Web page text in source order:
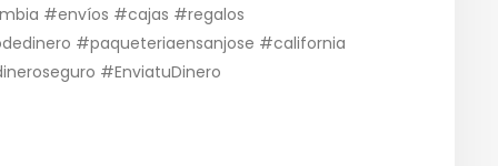
#envíos #cajas #regalos
#paqueteriaensanjose #california
#EnviatuDinero